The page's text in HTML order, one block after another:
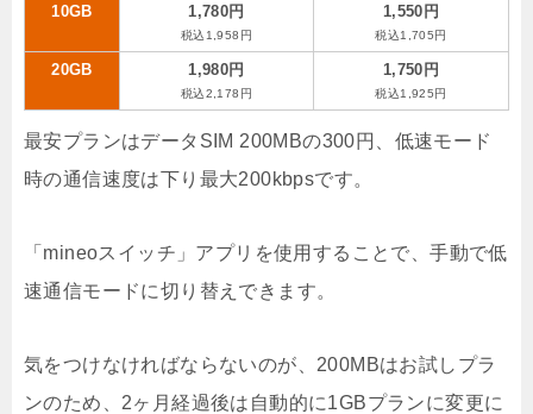
10GB 1,780円
税込1,958円
1,550円
税込1,705円
20GB 1,980円
税込2,178円
1,750円
税込1,925円
最安プランはデータSIM 200MBの300円、低速モード
時の通信速度は下り最大200kbpsです。
「mineoスイッチ」アプリを使用することで、手動で低
速通信モードに切り替えできます。
気をつけなければならないのが、200MBはお試しプラ
ンのため、2ヶ月経過後は自動的に1GBプランに変更に